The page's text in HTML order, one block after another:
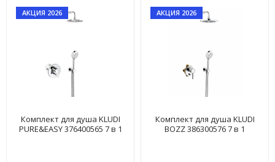
АКЦИЯ 2026
Комплект для душа KLUDI
PURE&EASY 376400565 7 в 1
АКЦИЯ 2026
Комплект для душа KLUDI
BOZZ 386300576 7 в 1